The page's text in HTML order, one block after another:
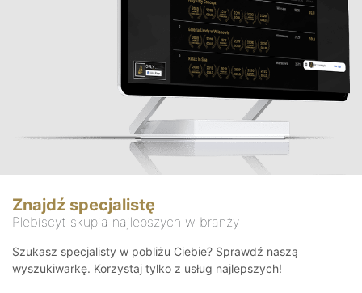
Znajdź specjalistę
Plebiscyt skupia najlepszych w branży
Szukasz specjalisty w pobliżu Ciebie? Sprawdź naszą
wyszukiwarkę. Korzystaj tylko z usług najlepszych!